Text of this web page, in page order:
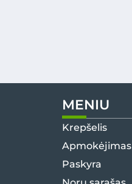
MENIU
Krepšelis
Apmokėjimas
Paskyra